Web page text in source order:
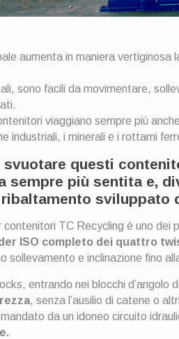
aumenta in maniera
sono facili da movimentare,
viaggiano sempre più
industriali, i minerali e i rottami
svuotare questi
sempre più sentita e,
sviluppato
contenitori TC Recycling è uno dei
ISO completo dei quattro
sollevamento e inclinazione fino
entrando nei blocchi
, senza l’ausilio di catene o
da un idoneo circuito